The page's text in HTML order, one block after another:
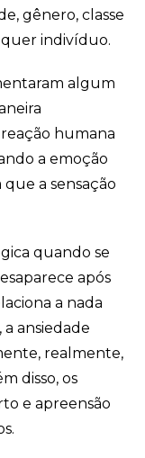
gênero, classe
indivíduo.
algum
humana
a emoção
a sensação
quando se
após
a nada
ansiedade
realmente,
disso, os
e apreensão